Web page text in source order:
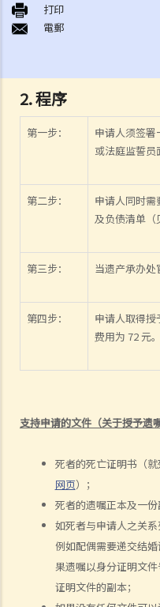
2. 程序
第一步：
申请人须签
或法庭监誓员
第二步：
申请人同时
及负债清单（
第三步： 当遗产承办
第四步：
申请人取得授
费用为 72 元。
支持申请的文件（关于授予遗
死者的死亡证明书（
网页）；
死者的遗嘱正本及一份
如死者与申请人之关系
例如配偶需要递交结
果遗嘱以身分证明文
证明文件的副本；
2. 在授予承办书方面，有遗嘱
如何订立遗嘱
Q1. 假如立遗嘱人仅透过电话
嘱，到底立遗嘱人有没有签立有
2. 在订立遗嘱之前，有甚么事
1. 遗产有哪些类型?
2. 将馈赠赠予给不同受益人时
3. 订立遗嘱时有什么要注意？
1. 遗嘱与"平安纸"有甚么分别？
2. 我非常担心我的遗嘱不会按
嘱在我死后能正确执行？
3. 我已经完全不爱我的妻子了
遗嘱中完全不提她的名字。我可
7. 破产人士可以被委任为遗嘱
9. 如果遗嘱未能遵循法律要求
1. 我有什么方法可以修改我的
2. 什么是遗嘱更改附件？
撤销遗嘱
取得授予遗嘱认证（有遗嘱）
打印
電郵